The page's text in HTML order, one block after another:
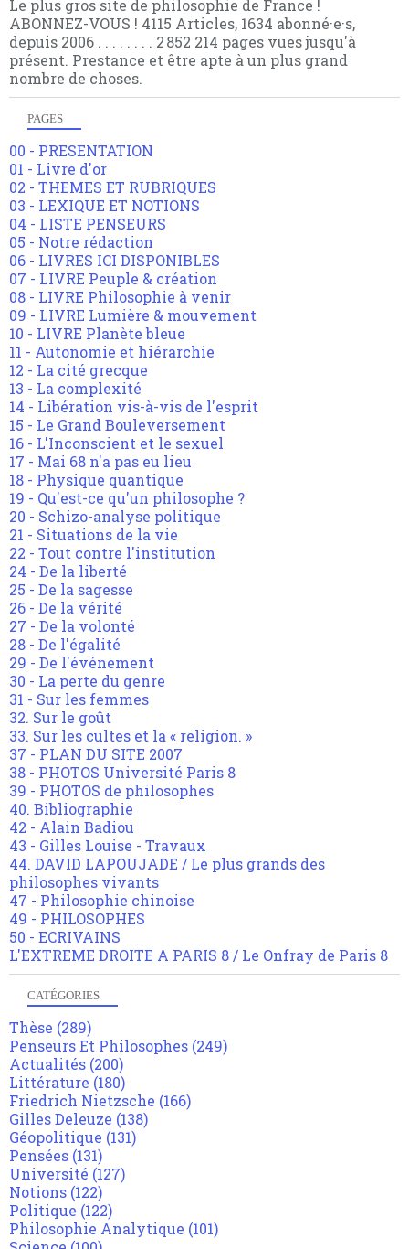
Le plus gros site de philosophie de France !
ABONNEZ-VOUS ! 4115 Articles, 1634 abonné·e·s,
depuis 2006 . . . . . . . . 2 852 214 pages vues jusqu'à
présent. Prestance et être apte à un plus grand
nombre de choses.
PAGES
00 - PRESENTATION
01 - Livre d'or
02 - THEMES ET RUBRIQUES
03 - LEXIQUE ET NOTIONS
04 - LISTE PENSEURS
05 - Notre rédaction
06 - LIVRES ICI DISPONIBLES
07 - LIVRE Peuple & création
08 - LIVRE Philosophie à venir
09 - LIVRE Lumière & mouvement
10 - LIVRE Planète bleue
11 - Autonomie et hiérarchie
12 - La cité grecque
13 - La complexité
14 - Libération vis-à-vis de l'esprit
15 - Le Grand Bouleversement
16 - L'Inconscient et le sexuel
17 - Mai 68 n'a pas eu lieu
18 - Physique quantique
19 - Qu'est-ce qu'un philosophe ?
20 - Schizo-analyse politique
21 - Situations de la vie
22 - Tout contre l'institution
24 - De la liberté
25 - De la sagesse
26 - De la vérité
27 - De la volonté
28 - De l'égalité
29 - De l'événement
30 - La perte du genre
31 - Sur les femmes
32. Sur le goût
33. Sur les cultes et la « religion. »
37 - PLAN DU SITE 2007
38 - PHOTOS Université Paris 8
39 - PHOTOS de philosophes
40. Bibliographie
42 - Alain Badiou
43 - Gilles Louise - Travaux
44. DAVID LAPOUJADE / Le plus grands des
philosophes vivants
47 - Philosophie chinoise
49 - PHILOSOPHES
50 - ECRIVAINS
L'EXTREME DROITE A PARIS 8 / Le Onfray de Paris 8
CATÉGORIES
Thèse (289)
Penseurs Et Philosophes (249)
Actualités (200)
Littérature (180)
Friedrich Nietzsche (166)
Gilles Deleuze (138)
Géopolitique (131)
Pensées (131)
Université (127)
Notions (122)
Politique (122)
Philosophie Analytique (101)